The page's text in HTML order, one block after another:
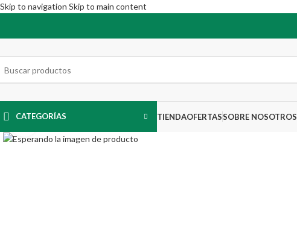
Skip to navigation Skip to main content
CATEGORÍAS TIENDAOFERTASSOBRE NOSOTROS
Click para agrandar